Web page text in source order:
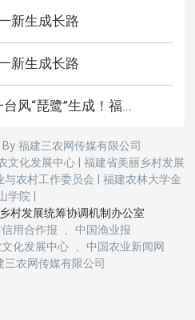
新生成长路
新生成长路
风“琵鹭”生成！福...
福建三农网传媒有限公司
文化发展中心
福建省美丽乡村发展
与农村工作委员会
福建农林大学金
学院
村发展统筹协调机制办公室
用合作报 、中国渔业报
化发展中心 、中国农业新闻网
三农网传媒有限公司